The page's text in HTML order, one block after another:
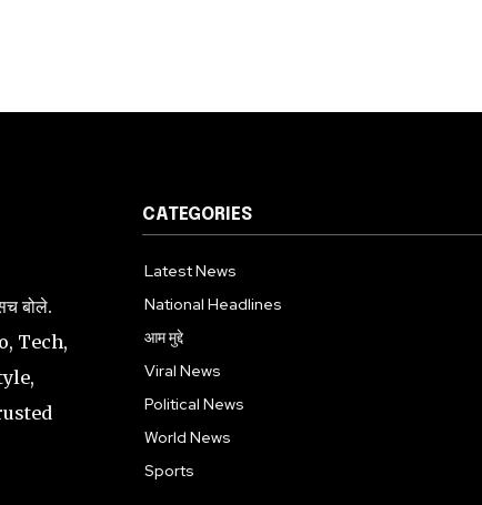
बोले.
Tech,
CATEGORIES
Latest News
National Headlines
आम मुद्दे
Viral News
Political News
World News
Sports